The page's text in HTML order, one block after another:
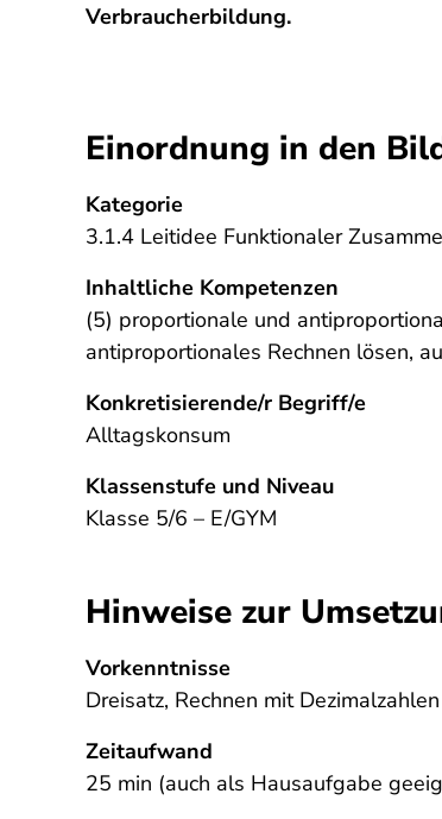
Verbraucherbildung.
Einordnung in den
Kategorie
3.1.4 Leitidee Funktionaler
Inhaltliche Kompetenzen
(5) proportionale und
antiproportionales Rechnen lösen,
Konkretisierende/r Begriff/e
Alltagskonsum
Klassenstufe und Niveau
Klasse 5/6 – E/GYM
Hinweise zur
Vorkenntnisse
Dreisatz, Rechnen mit
Zeitaufwand
25 min (auch als Hausaufgabe